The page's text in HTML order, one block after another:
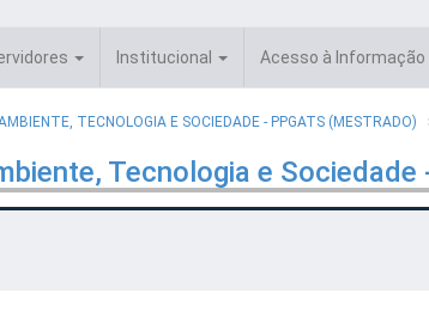
Institucional Acesso à Informação
TECNOLOGIA E SOCIEDADE - PPGATS (MESTRADO)
Tecnologia e